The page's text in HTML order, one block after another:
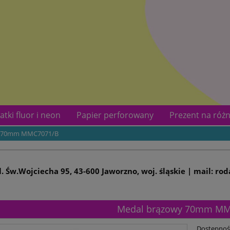
fluor i neon Papier perforowany
Prezent na
Kontakt
MMC7071/B
Św.Wojciecha 95, 43-600 Jaworzno, woj. śląskie | mail:
Medal brązowy 70mm